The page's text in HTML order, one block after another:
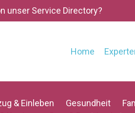
unser Service Directory?
Home
& Einleben Gesundheit